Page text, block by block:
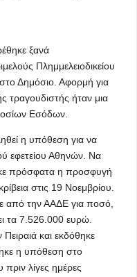
ξανά
Πλημμελειοδικείου
Δημόσιο. Αφορμή για
τραγουδιστής ήταν μια
Εσόδων.
η υπόθεση για να
εφετείου Αθηνών. Να
πρόσφατα η προσφυγή
στις 19 Νοεμβρίου.
από την ΑΑΔΕ για ποσό,
τα 7.526.000 ευρώ.
και εκδόθηκε
η υπόθεση στο
πριν λίγες ημέρες